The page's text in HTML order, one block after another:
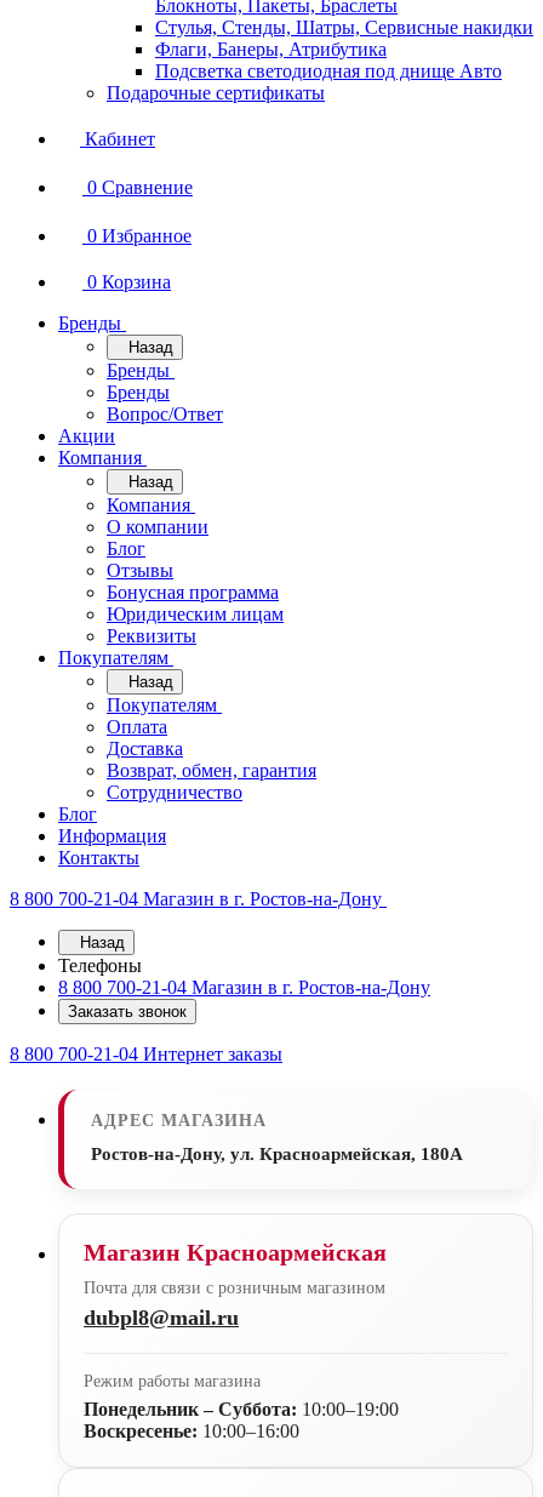
Блокноты, Пакеты, Браслеты
Стулья, Стенды, Шатры, Сервисные накидки
Флаги, Банеры, Атрибутика
Подсветка светодиодная под днище Авто
Подарочные сертификаты
Кабинет
0 Сравнение
0 Избранное
0 Корзина
Бренды
Назад
Бренды
Бренды
Вопрос/Ответ
Акции
Компания
Назад
Компания
О компании
Блог
Отзывы
Бонусная программа
Юридическим лицам
Реквизиты
Покупателям
Назад
Покупателям
Оплата
Доставка
Возврат, обмен, гарантия
Сотрудничество
Блог
Информация
Контакты
8 800 700-21-04 Магазин в г. Ростов-на-Дону
Назад
Телефоны
8 800 700-21-04 Магазин в г. Ростов-на-Дону
Заказать звонок
8 800 700-21-04 Интернет заказы
АДРЕС МАГАЗИНА
Ростов-на-Дону, ул. Красноармейская, 180А
Магазин Красноармейская
Почта для связи с розничным магазином
dubpl8@mail.ru
Режим работы магазина
Понедельник – Суббота: 10:00–19:00
Воскресенье: 10:00–16:00